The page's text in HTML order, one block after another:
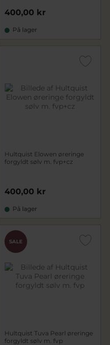
400,00 kr
På lager
Hultquist Elowen øreringe
forgyldt sølv m. fvp+cz
400,00 kr
På lager
SALE
Hultquist Tuva Pearl øreringe
forgyldt sølv m. fvp